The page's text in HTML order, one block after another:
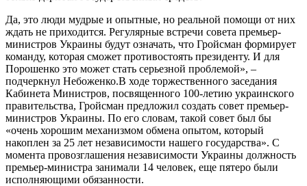
Да, это люди мудрые и опытные, но реальной помощи от них
ждать не приходится. Регулярные встречи совета премьер-
министров Украины будут означать, что Гройсман формирует
команду, которая сможет противостоять президенту. И для
Порошенко это может стать серьезной проблемой», –
подчеркнул Небоженко.В ходе торжественного заседания
Кабинета Министров, посвященного 100-летию украинского
правительства, Гройсман предложил создать совет премьер-
министров Украины. По его словам, такой совет был бы
«очень хорошим механизмом обмена опытом, который
накоплен за 25 лет независимости нашего государства». С
момента провозглашения независимости Украины должность
премьер-министра занимали 14 человек, еще пятеро были
исполняющими обязанности.